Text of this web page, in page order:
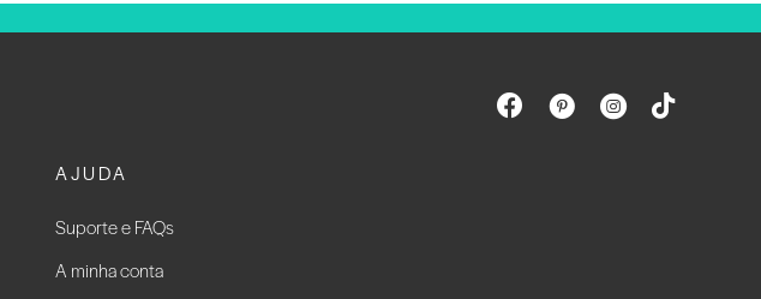
AJUDA
Suporte e FAQs
A minha conta